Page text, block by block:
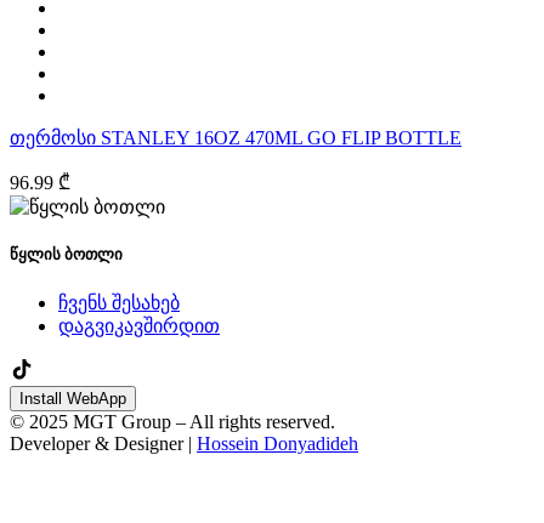
თერმოსი STANLEY 16OZ 470ML GO FLIP BOTTLE
96.99 ₾
წყლის ბოთლი
ჩვენს შესახებ
დაგვიკავშირდით
Install WebApp
© 2025 MGT Group – All rights reserved.
Developer & Designer | Hossein Donyadideh